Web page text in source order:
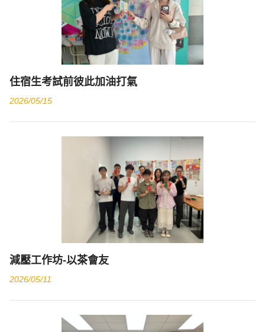
住宿生考試前彼此加油打氣
2026/05/15
減壓工作坊-以茶會友
2026/05/11